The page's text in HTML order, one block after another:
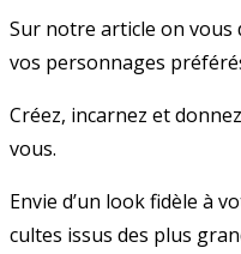
publication :
de
publication :
Sur notre article on vous
vos personnages
Créez, incarnez et
vous.
Envie d’un look fidèle à
cultes issus des plus